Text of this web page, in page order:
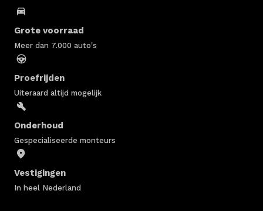
Grote voorraad
Meer dan 7.000 auto's
Proefrijden
Uiteraard altijd mogelijk
Onderhoud
Gespecialiseerde monteurs
Vestigingen
In heel Nederland